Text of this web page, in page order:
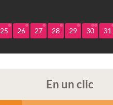
25 26 27 28 29 30 31
En un clic